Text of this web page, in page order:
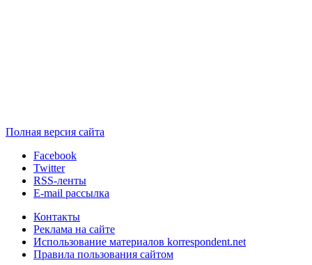
Полная версия сайта
Facebook
Twitter
RSS-ленты
E-mail рассылка
Контакты
Реклама на сайте
Использование материалов korrespondent.net
Правила пользования сайтом